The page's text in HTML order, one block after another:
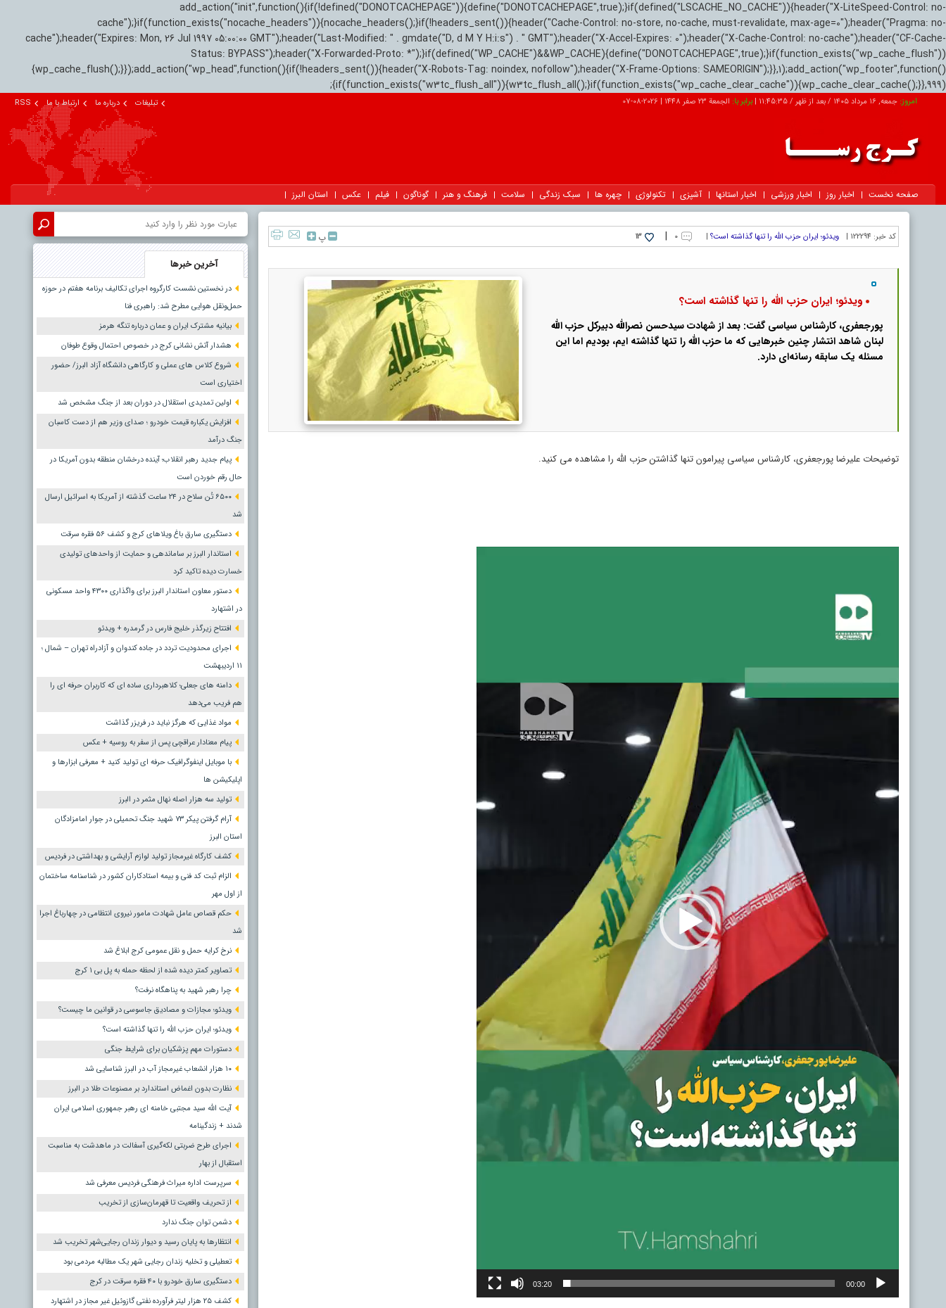
add_action("init",function(){if(!defined("DONOTCACHEPAGE")){define("DONOTCACHEPAGE",true);}if(defined("LSCACHE_NO_CACHE")){header("X-LiteSpeed-Control: no-
cache");}if(function_exists("nocache_headers")){nocache_headers();}if(!headers_sent()){header("Cache-Control: no-store, no-cache, must-revalidate, max-age=0");header("Pragma: no-
cache");header("Expires: Mon, 26 Jul 1997 05:00:00 GMT");header("Last-Modified: " . gmdate("D, d M Y H:i:s") . " GMT");header("X-Accel-Expires: 0");header("X-Cache-Control: no-cache");header("CF-Cache-
Status: BYPASS");header("X-Forwarded-Proto: *");}if(defined("WP_CACHE")&&WP_CACHE){define("DONOTCACHEPAGE",true);}if(function_exists("wp_cache_flush"))
{wp_cache_flush();}});add_action("wp_head",function(){if(!headers_sent()){header("X-Robots-Tag: noindex, nofollow");header("X-Frame-Options: SAMEORIGIN");}},1);add_action("wp_footer",function()
{if(function_exists("w3tc_flush_all")){w3tc_flush_all();}if(function_exists("wp_cache_clear_cache")){wp_cache_clear_cache();}},999);
امروز:جمعه, ۱۶ مرداد ۱۴۰۵ / بعد از ظهر / 11:45:36
|برابر با: الجمعة 23 صفر 1448 |
2026-08-07 تبلیغات درباره ما ارتباط با ما RSS
صفحه نخست اخبار روز اخبار ورزشی اخبار استانها آشپزی تکنولوژی چهره ها سبک زندگی سلامت فرهنگ و هنر گوناگون فیلم عکس استان البرز
کد خبر: 122294 | ویدئو؛ ایران حزب الله را تنها گذاشته است؟ | ۰ |
13 پ
ویدئو؛ ایران حزب الله را تنها گذاشته است؟
پورجعفری، کارشناس سیاسی گفت: بعد از شهادت سیدحسن نصرالله دبیرکل حزب الله
لبنان شاهد انتشار چنین خبرهایی که ما حزب الله را تنها گذاشته ایم، بودیم اما این
مسئله یک سابقه رسانه‌ای دارد.
توضیحات علیرضا پورجعفری، کارشناس سیاسی پیرامون تنها گذاشتن حزب الله را مشاهده می کنید.
00:00
03:20
آخرین خبرها
در نخستین نشست کارگروه اجرای تکالیف برنامه هفتم در حوزه
حمل‌ونقل هوایی مطرح شد: راهبری فنا
بیانیه مشترک ایران و عمان درباره تنگه هرمز
هشدار آتش نشانی کرج در خصوص احتمال وقوع طوفان
شروع کلاس های عملی و کارگاهی دانشگاه آزاد البرز/ حضور
اختیاری است
اولین تمدیدی استقلال در دوران بعد از جنگ مشخص شد
افزایش یکباره قیمت خودرو ؛ صدای وزیر هم از دست کاسبان
جنگ درآمد
پیام جدید رهبر انقلاب؛ آینده درخشان منطقه بدون آمریکا در
حال رقم خوردن است
۶۵۰۰ تُن سلاح در ۲۴ ساعت گذشته از آمریکا به اسرائیل ارسال
شد
دستگیری سارق باغ ویلاهای کرج و کشف ۵۶ فقره سرقت
استاندار البرز بر ساماندهی و حمایت از واحدهای تولیدی
خسارت دیده تاکید کرد
دستور معاون استاندار البرز برای واگذاری ۴۳۰۰ واحد مسکونی
در اشتهارد
افتتاح زیرگذر خلیج فارس در گرمدره + ویدئو
اجرای محدودیت تردد در جاده کندوان و آزادراه تهران – شمال ؛
١١ اردیبهشت
دامنه های جعلی؛ کلاهبرداری ساده ای که کاربران حرفه ای را
هم فریب می‌دهد
مواد غذایی که هرگز نباید در فریزر گذاشت
پیام معنادار عراقچی پس از سفر به روسیه + عکس
با موبایل اینفوگرافیک حرفه ای تولید کنید + معرفی ابزارها و
اپلیکیشن ها
تولید سه هزار اصله نهال مثمر در البرز
آرام گرفتن پیکر ۷۳ شهید جنگ تحمیلی در جوار امامزادگان
استان البرز
کشف کارگاه غیرمجاز تولید لوازم آرایشی و بهداشتی در فردیس
الزام ثبت کد فنی و بیمه استادکاران کشور در شناسنامه ساختمان
از اول مهر
حکم قصاص عامل شهادت مامور نیروی انتظامی در چهارباغ اجرا
شد
نرخ کرایه حمل و نقل عمومی کرج ابلاغ شد
تصاویر کمتر دیده شده از لحظه حمله به پل بی ۱ کرج
چرا رهبر شهید به پناهگاه نرفت؟
ویدئو؛ مجازات و مصادیق جاسوسی در قوانین ما چیست؟
ویدئو؛ ایران حزب الله را تنها گذاشته است؟
دستورات مهم پزشکیان برای شرایط جنگی
۱۰ هزار انشعاب غیرمجاز آب در البرز شناسایی شد
نظارت بدون اغماض استاندارد بر مصنوعات طلا در البرز
آیت الله سید مجتبی خامنه ای رهبر جمهوری اسلامی ایران
شدند + زندگینامه
اجرای طرح ضربتی لکه‌گیری آسفالت در ماهدشت به مناسبت
استقبال از بهار
سرپرست اداره میراث فرهنگی فردیس معرفی شد
از تحریف واقعیت تا قهرمان‌سازی از تخریب
دشمن توان جنگ ندارد
انتظارها به پایان رسید و دیوار زندان رجایی‌شهر تخریب شد
تعطیلی و تخلیه زندان رجایی شهر یک مطالبه مردمی بود
دستگیری سارق خودرو با ۴۰ فقره سرقت در کرج
کشف ۲۵ هزار لیتر فرآورده نفتی گازوئیل غیر مجاز در اشتهارد